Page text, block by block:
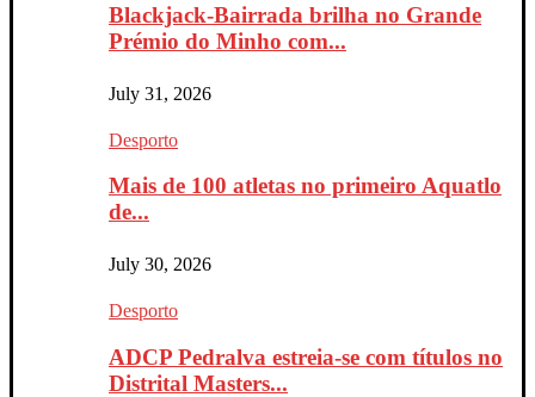
Blackjack-Bairrada brilha no Grande
Prémio do Minho com...
July 31, 2026
Desporto
Mais de 100 atletas no primeiro Aquatlo
de...
July 30, 2026
Desporto
ADCP Pedralva estreia-se com títulos no
Distrital Masters...